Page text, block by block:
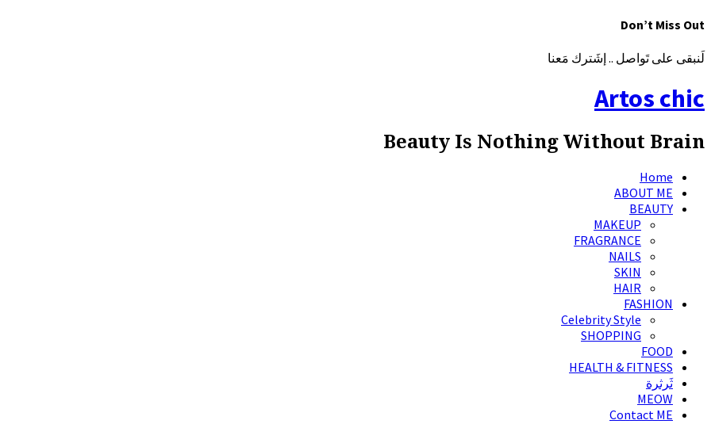
Don’t Miss Out
لَنبقى على تَواصل .. إشَترك مَعنا
Artos chic
Beauty Is Nothing Without Brain
Home
ABOUT ME
BEAUTY
MAKEUP
FRAGRANCE
NAILS
SKIN
HAIR
FASHION
Celebrity Style
SHOPPING
FOOD
HEALTH & FITNESS
ثَرثرة
MEOW
Contact ME